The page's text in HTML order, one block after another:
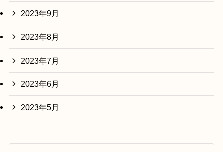
2023年9月
2023年8月
2023年7月
2023年6月
2023年5月